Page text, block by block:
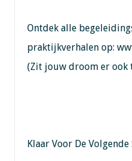
Ontdek alle
praktijkverhalen op:
(Zit jouw droom er ook
Klaar Voor De Volgende